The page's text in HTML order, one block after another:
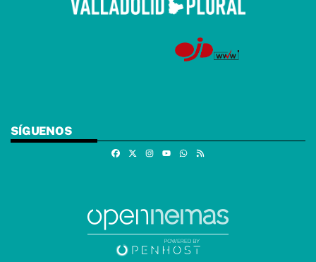
SÍGUENOS
FacebookInstagramWhatsapp